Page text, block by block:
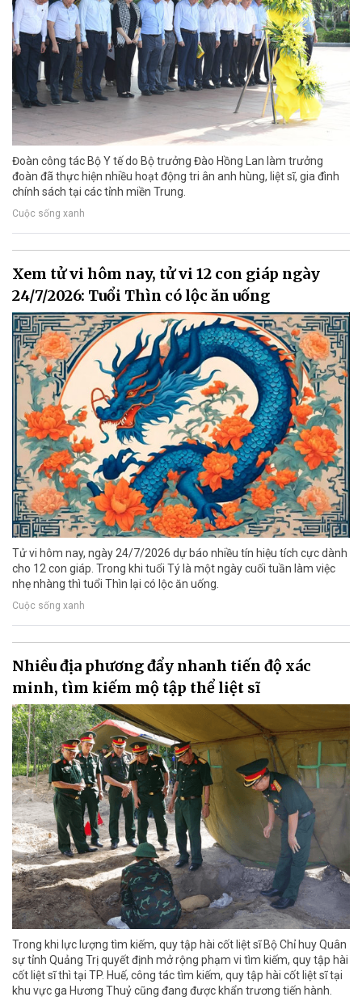
Đoàn công tác Bộ Y tế do Bộ trưởng Đào Hồng Lan làm trưởng
đoàn đã thực hiện nhiều hoạt động tri ân anh hùng, liệt sĩ, gia đình
chính sách tại các tỉnh miền Trung.
Cuộc sống xanh
Xem tử vi hôm nay, tử vi 12 con giáp ngày
24/7/2026: Tuổi Thìn có lộc ăn uống
Tử vi hôm nay, ngày 24/7/2026 dự báo nhiều tín hiệu tích cực dành
cho 12 con giáp. Trong khi tuổi Tý là một ngày cuối tuần làm việc
nhẹ nhàng thì tuổi Thìn lại có lộc ăn uống.
Cuộc sống xanh
Nhiều địa phương đẩy nhanh tiến độ xác
minh, tìm kiếm mộ tập thể liệt sĩ
Trong khi lực lượng tìm kiếm, quy tập hài cốt liệt sĩ Bộ Chỉ huy Quân
sự tỉnh Quảng Trị quyết định mở rộng phạm vi tìm kiếm, quy tập hài
cốt liệt sĩ thì tại TP. Huế, công tác tìm kiếm, quy tập hài cốt liệt sĩ tại
khu vực ga Hương Thuỷ cũng đang được khẩn trương tiến hành.